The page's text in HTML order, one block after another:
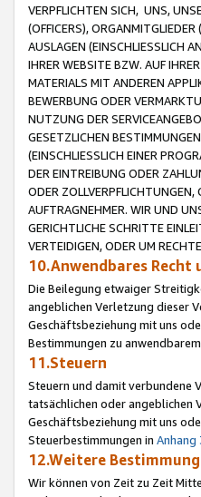
VERPFLICHTEN SICH, UNS,
(OFFICERS),
AUSLAGEN (EINSCHLIESSLICH
IHRER WEBSITE BZW. AUF
MATERIALS MIT ANDEREN
BEWERBUNG ODER
NUTZUNG DER
GESETZLICHEN
(EINSCHLIESSLICH EINER
DER EINTREIBUNG ODER
ODER ZOLLVERPFLICHTUNGEN,
AUFTRAGNEHMER. WIR UND
GERICHTLICHE SCHRITTE
VERTEIDIGEN, ODER UM
10.Anwendbares
Die Beilegung etwaiger
angeblichen Verletzung dieser
Geschäftsbeziehung mit uns
Bestimmungen zu
11.Steuern
Steuern und damit verbundene
tatsächlichen oder angeblichen
Geschäftsbeziehung mit uns
Steuerbestimmungen in Anhang
12.Weitere
Wir können von Zeit zu Zeit